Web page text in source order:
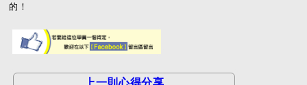
的！
上一則心得分享